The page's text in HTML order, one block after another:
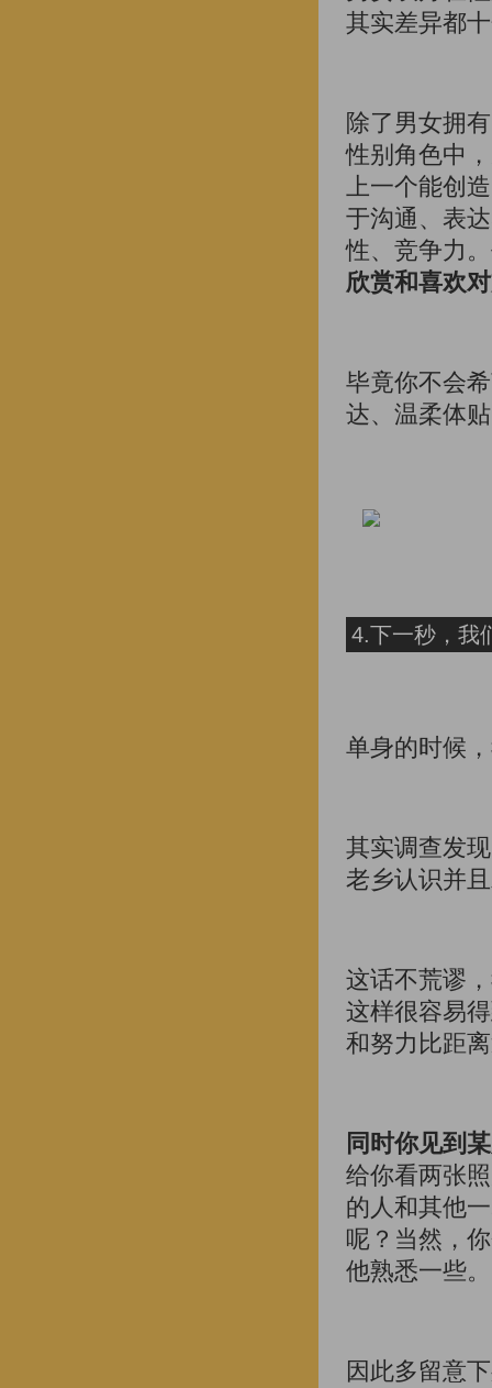
其实差异都
除了男女拥
性别角色中
上一个能创
于沟通、表
性、竞争力。
欣赏和喜欢
毕竟你不会
达、温柔体
4.下一秒，我
单身的时候
其实调查发
老乡认识并
这话不荒谬
这样很容易
和努力比距
同时你见到
给你看两张
的人和其他
呢？当然，
他熟悉一些。
因此多留意